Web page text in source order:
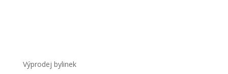
Výprodej bylinek